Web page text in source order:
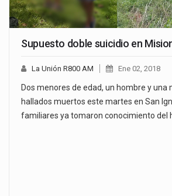
Supuesto doble suicidio en
La Unión R800 AM Ene 02, 2018
Dos menores de edad, un hombre y una
hallados muertos este martes en San
familiares ya tomaron conocimiento del